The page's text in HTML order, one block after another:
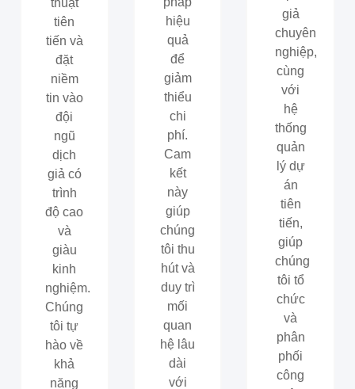
thuật
tiên
tiến và
đặt
niềm
tin vào
đội
ngũ
dịch
giả có
trình
độ cao
và
giàu
kinh
nghiệm.
Chúng
tôi tự
hào về
khả
năng
hiệu
quả
để
giảm
thiểu
chi
phí.
Cam
kết
này
giúp
chúng
tôi thu
hút và
duy trì
mối
quan
hệ lâu
dài
với
giả
chuyên
nghiệp,
cùng
với
hệ
thống
quản
lý dự
án
tiên
tiến,
giúp
chúng
tôi tổ
chức
và
phân
phối
công